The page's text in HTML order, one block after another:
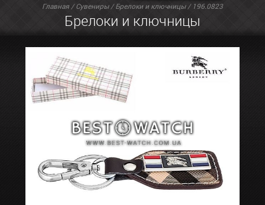
Главная /Сувениры/Брелоки и ключницы/ 196.0823
Брелоки и ключницы